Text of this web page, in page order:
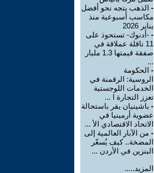
- الذهب يتجه نحو أفضل
مكاسب أسبوعية منذ
يناير 2026
- -أدنوك- تستحوذ على
11 ناقلة عملاقة في
صفقة قيمتها 1.3 مليار
...
- الحكومة
الروسية: الرقمنة في
الخدمات اللوجستية
تعزز التجارة ا ...
- باشينيان يقر باستحالة
عضوية أرمينيا في
الاتحاد الاقتصادي الأ ...
- من الآبار العالمية إلى
المضخة.. كيف يُسعّر
البنزين في الأردن ...
المزيد.....